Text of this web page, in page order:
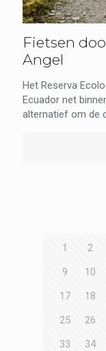
Fietsen
Angel
Het Reserva
Ecuador net
alternatief om de
1 2
9
10
17
18
25
26
33
34